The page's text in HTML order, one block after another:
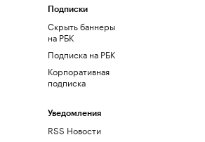
Подписки
Скрыть баннеры
на РБК
Подписка на РБК
Корпоративная
подписка
Уведомления
RSS Новости